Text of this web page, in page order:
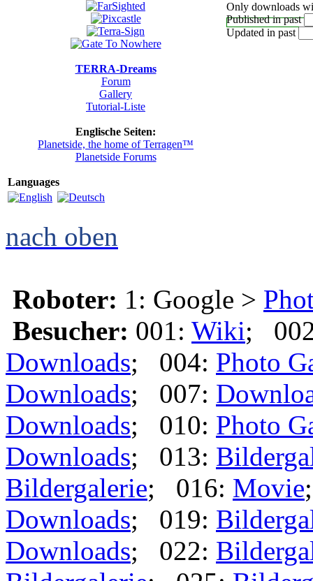
TERRA-Dreams
Forum
Gallery
Tutorial-Liste
Englische Seiten:
Planetside, the home of Terragen™
Planetside Forums
Languages
Only downloads
Published in past
Updated in past
nach oben
Roboter: 1: Google >
Besucher: 001: Wiki;
Downloads; 004: Photo
Downloads; 007:
Downloads; 010: Photo
Downloads; 013:
Bildergalerie; 016: Movie
Downloads; 019:
Downloads; 022: